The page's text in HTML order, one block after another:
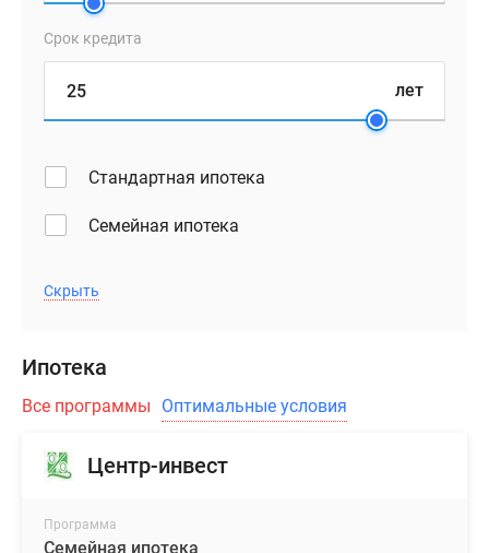
Срок кредита
лет
Стандартная ипотека
Семейная ипотека
Скрыть
Ипотека
Все программы Оптимальные условия
Центр-инвест
Программа
Семейная ипотека